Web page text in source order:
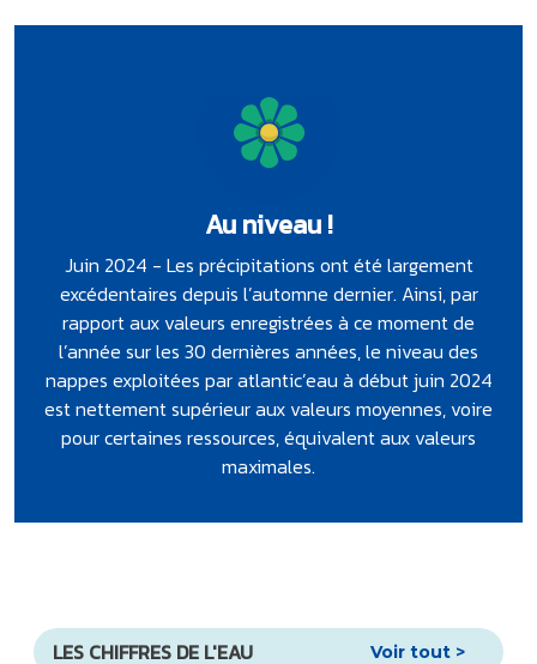
Au niveau !
Juin 2024 - Les précipitations ont été largement
excédentaires depuis l’automne dernier. Ainsi, par
rapport aux valeurs enregistrées à ce moment de
l’année sur les 30 dernières années, le niveau des
nappes exploitées par atlantic’eau à début juin 2024
est nettement supérieur aux valeurs moyennes, voire
pour certaines ressources, équivalent aux valeurs
maximales.
LES CHIFFRES DE L'EAU Voir tout >